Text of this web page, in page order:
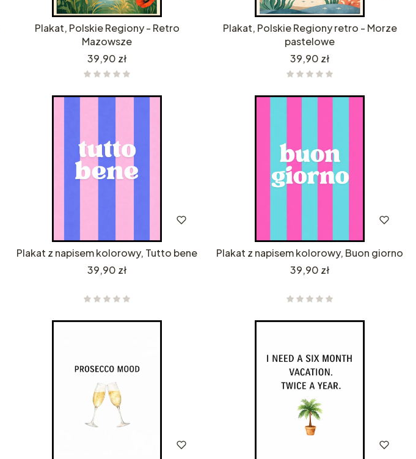
Plakat, Polskie Regiony - Retro
Mazowsze
Cena
39,90 zł
Plakat, Polskie Regiony retro - Morze
pastelowe
Cena
39,90 zł
Plakat z napisem kolorowy, Tutto bene
Cena
39,90 zł
Plakat z napisem kolorowy, Buon giorno
Cena
39,90 zł